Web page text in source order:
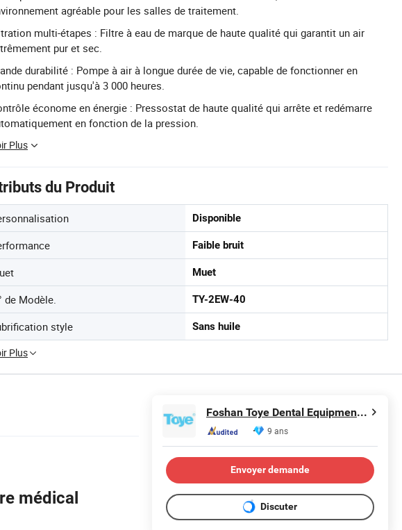
agréable pour les salles de traitement.
multi-étapes : Filtre à eau de marque de haute qualité qui garantit un air
pur et sec.
durabilité : Pompe à air à longue durée de vie, capable de fonctionner en
pendant jusqu'à 3 000 heures.
économe en énergie : Pressostat de haute qualité qui arrête et redémarre
en fonction de la pression.
Plus
du Produit
Disponible
Faible bruit
Muet
de Modèle. TY-2EW-40
style Sans huile
Plus
médical
Foshan Toye Dental Equipment Co., Ltd.
9 ans
Envoyer demande
Discuter